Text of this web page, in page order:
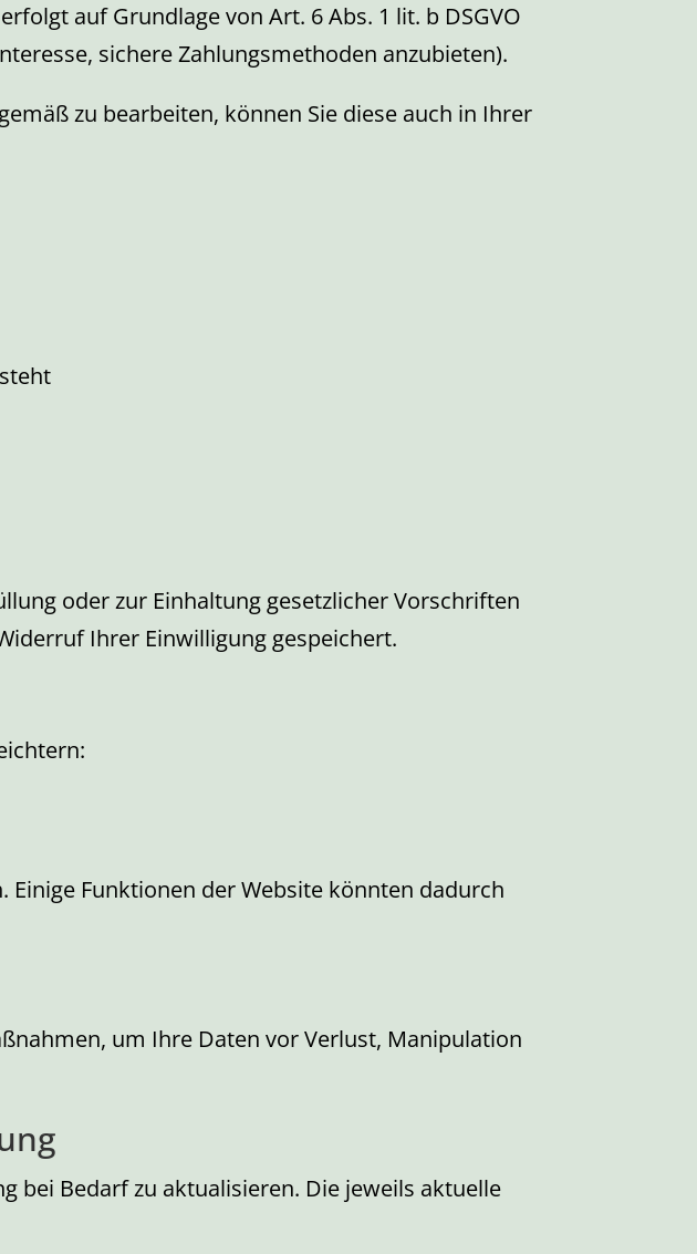
auf Grundlage von Art. 6 Abs. 1 lit. b DSGVO
sichere Zahlungsmethoden anzubieten).
zu bearbeiten, können Sie diese auch in Ihrer
oder zur Einhaltung gesetzlicher Vorschriften
Ihrer Einwilligung gespeichert.
Funktionen der Website könnten dadurch
um Ihre Daten vor Verlust, Manipulation
bei Bedarf zu aktualisieren. Die jeweils aktuelle